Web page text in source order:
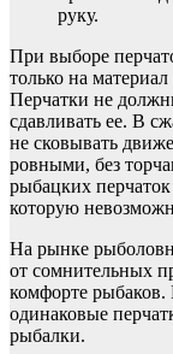
руку.
При выборе
только на
Перчатки не
сдавливать ее. В
не сковывать
ровными, без
рыбацких
которую
На рынке
от сомнительных
комфорте
одинаковые
рыбалки.